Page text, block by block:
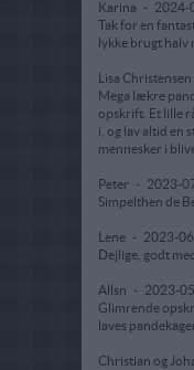
Karina - 2024-
Tak for en
lykke brugt halv
Lisa Christensen
Mega lækre
opskrift. Et lille
i, og lav altid en
mennesker i
Peter - 2023-
Simpelthen de
Lene - 2023-
Dejlige, godt
Allsn - 2023-
Glimrende
laves
Christian og